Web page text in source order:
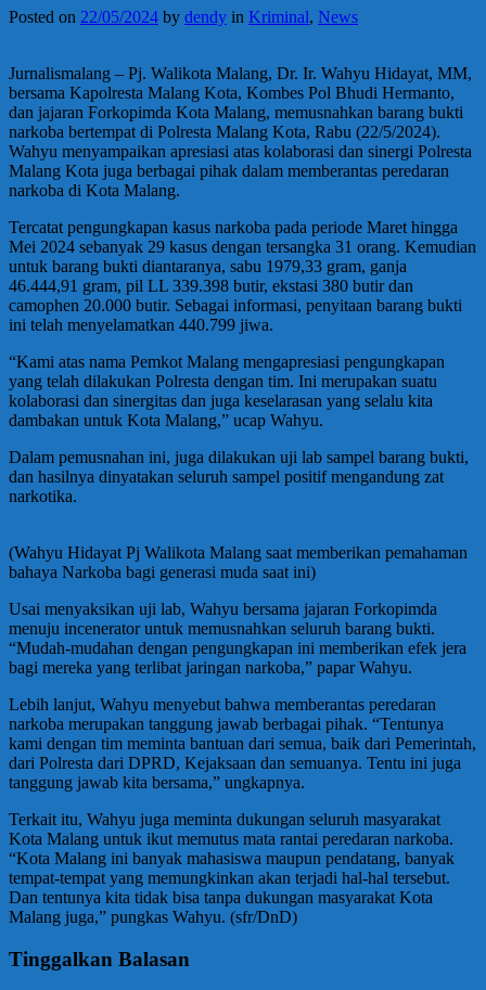
Posted on 22/05/2024 by dendy in Kriminal, News
Jurnalismalang – Pj. Walikota Malang, Dr. Ir. Wahyu Hidayat, MM,
bersama Kapolresta Malang Kota, Kombes Pol Bhudi Hermanto,
dan jajaran Forkopimda Kota Malang, memusnahkan barang bukti
narkoba bertempat di Polresta Malang Kota, Rabu (22/5/2024).
Wahyu menyampaikan apresiasi atas kolaborasi dan sinergi Polresta
Malang Kota juga berbagai pihak dalam memberantas peredaran
narkoba di Kota Malang.
Tercatat pengungkapan kasus narkoba pada periode Maret hingga
Mei 2024 sebanyak 29 kasus dengan tersangka 31 orang. Kemudian
untuk barang bukti diantaranya, sabu 1979,33 gram, ganja
46.444,91 gram, pil LL 339.398 butir, ekstasi 380 butir dan
camophen 20.000 butir. Sebagai informasi, penyitaan barang bukti
ini telah menyelamatkan 440.799 jiwa.
“Kami atas nama Pemkot Malang mengapresiasi pengungkapan
yang telah dilakukan Polresta dengan tim. Ini merupakan suatu
kolaborasi dan sinergitas dan juga keselarasan yang selalu kita
dambakan untuk Kota Malang,” ucap Wahyu.
Dalam pemusnahan ini, juga dilakukan uji lab sampel barang bukti,
dan hasilnya dinyatakan seluruh sampel positif mengandung zat
narkotika.
(Wahyu Hidayat Pj Walikota Malang saat memberikan pemahaman
bahaya Narkoba bagi generasi muda saat ini)
Usai menyaksikan uji lab, Wahyu bersama jajaran Forkopimda
menuju incenerator untuk memusnahkan seluruh barang bukti.
“Mudah-mudahan dengan pengungkapan ini memberikan efek jera
bagi mereka yang terlibat jaringan narkoba,” papar Wahyu.
Lebih lanjut, Wahyu menyebut bahwa memberantas peredaran
narkoba merupakan tanggung jawab berbagai pihak. “Tentunya
kami dengan tim meminta bantuan dari semua, baik dari Pemerintah,
dari Polresta dari DPRD, Kejaksaan dan semuanya. Tentu ini juga
tanggung jawab kita bersama,” ungkapnya.
Terkait itu, Wahyu juga meminta dukungan seluruh masyarakat
Kota Malang untuk ikut memutus mata rantai peredaran narkoba.
“Kota Malang ini banyak mahasiswa maupun pendatang, banyak
tempat-tempat yang memungkinkan akan terjadi hal-hal tersebut.
Dan tentunya kita tidak bisa tanpa dukungan masyarakat Kota
Malang juga,” pungkas Wahyu. (sfr/DnD)
Tinggalkan Balasan